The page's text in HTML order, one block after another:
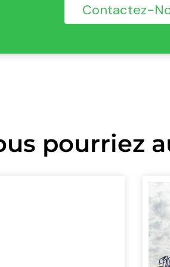
Contactez-
pourriez